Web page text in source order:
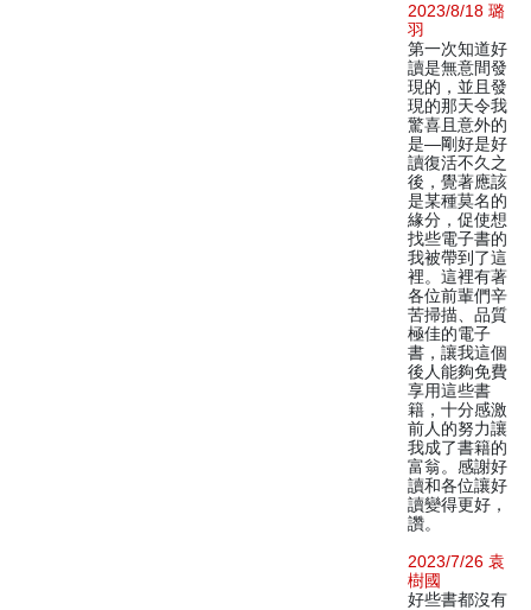
2023/8/18 璐
羽
第一次知道好
讀是無意間發
現的，並且發
現的那天令我
驚喜且意外的
是—剛好是好
讀復活不久之
後，覺著應該
是某種莫名的
緣分，促使想
找些電子書的
我被帶到了這
裡。這裡有著
各位前輩們辛
苦掃描、品質
極佳的電子
書，讓我這個
後人能夠免費
享用這些書
籍，十分感激
前人的努力讓
我成了書籍的
富翁。感謝好
讀和各位讓好
讀變得更好，
讚。
2023/7/26 袁
樹國
好些書都沒有